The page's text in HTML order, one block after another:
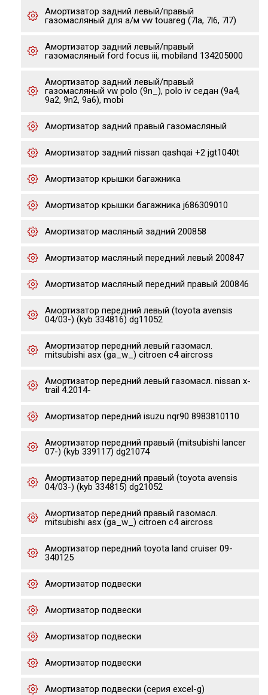
Амортизатор задний левый/правый
газомасляный для а/м vw touareg (7la, 7l6, 7l7)
Амортизатор задний левый/правый
газомасляный ford focus iii, mobiland 134205000
Амортизатор задний левый/правый
газомасляный vw polo (9n_), polo iv седан (9a4,
9a2, 9n2, 9a6), mobi
Амортизатор задний правый газомасляный
Амортизатор задний nissan qashqai +2 jgt1040t
Амортизатор крышки багажника
Амортизатор крышки багажника j686309010
Амортизатор масляный задний 200858
Амортизатор масляный передний левый 200847
Амортизатор масляный передний правый 200846
Амортизатор передний левый (toyota avensis
04/03-) (kyb 334816) dg11052
Амортизатор передний левый газомасл.
mitsubishi asx (ga_w_) citroen c4 aircross
Амортизатор передний левый газомасл. nissan x-
trail 4.2014-
Амортизатор передний isuzu nqr90 8983810110
Амортизатор передний правый (mitsubishi lancer
07-) (kyb 339117) dg21074
Амортизатор передний правый (toyota avensis
04/03-) (kyb 334815) dg21052
Амортизатор передний правый газомасл.
mitsubishi asx (ga_w_) citroen c4 aircross
Амортизатор передний toyota land cruiser 09-
340125
Амортизатор подвески
Амортизатор подвески
Амортизатор подвески
Амортизатор подвески
Амортизатор подвески (серия excel-g)